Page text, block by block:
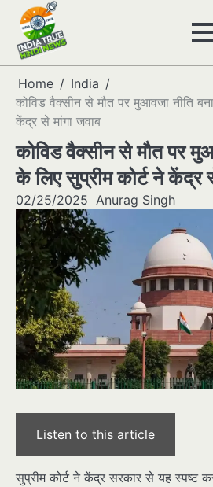
Skip
content
Home
India
कोविड वैक्सीन से मौत पर मुआवजा नीति
केंद्र से मांगा जवाब
कोविड वैक्सीन से मौत पर
के लिए सुप्रीम कोर्ट ने केंद्र
02/25/2025 Anurag Singh
Listen to this article
सुप्रीम कोर्ट ने केंद्र सरकार से यह स्पष्ट